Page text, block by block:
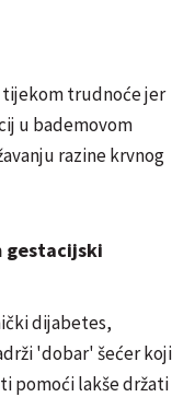
trudnoće jer
u bademovom
razine krvnog
gestacijski
dijabetes,
'dobar' šećer koji
pomoći lakše držati